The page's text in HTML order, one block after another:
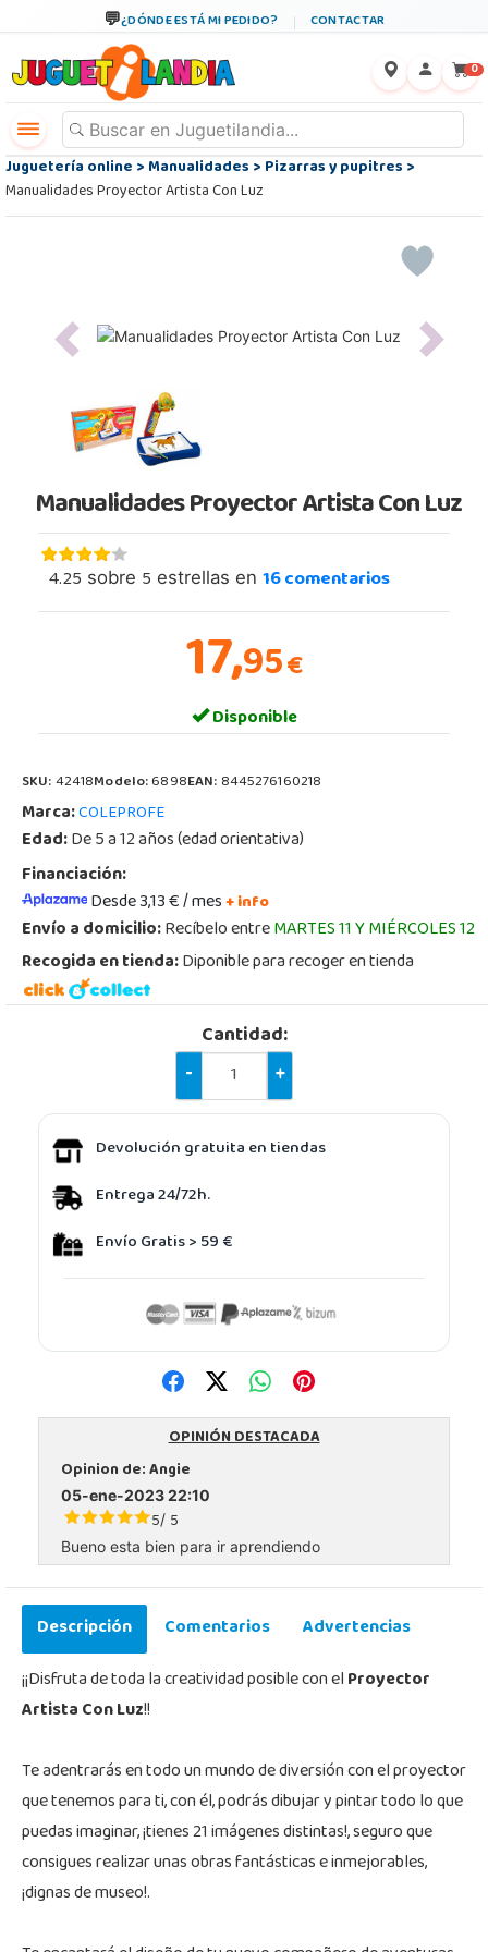
¿DÓNDE ESTÁ MI PEDIDO? CONTACTAR
0
Juguetería online>Manualidades>Pizarras y pupitres>
Manualidades Proyector Artista Con Luz
Previous Next
Manualidades Proyector Artista Con Luz
4.25 sobre 5 estrellas en 16comentarios
17,95€
Disponible
SKU:42418Modelo:6898EAN:8445276160218
Marca:COLEPROFE
Edad:De 5 a 12 años (edad orientativa)
Financiación:
Desde 3,13 € / mes+ info
Envío a domicilio:Recíbelo entreMARTES 11 Y MIÉRCOLES 12
Recogida en tienda:Diponible para recoger en tienda
Cantidad:
-
+
Devolución gratuita en tiendas
Entrega 24/72h.
Envío Gratis > 59 €
OPINIÓN DESTACADA
Opinion de:Angie
05-ene-2023 22:10
5/ 5
Bueno esta bien para ir aprendiendo
Descripción Comentarios
Advertencias
¡¡Disfruta de toda la creatividad posible con elProyector
Artista Con Luz!!
Te adentrarás en todo un mundo de diversión con el proyector
que tenemos para ti, con él, podrás dibujar y pintar todo lo que
puedas imaginar, ¡tienes 21 imágenes distintas!, seguro que
consigues realizar unas obras fantásticas e inmejorables,
¡dignas de museo!.